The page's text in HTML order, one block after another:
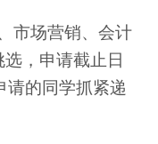
市场营销、会计
，申请截止日
请的同学抓紧递